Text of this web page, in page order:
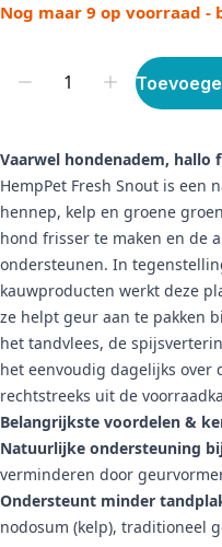
Nog maar 9 op voorraad -
Vaarwel hondenadem, hallo
HempPet Fresh Snout is
hennep, kelp en groene
hond frisser te maken en de
ondersteunen. In
kauwproducten werkt deze
ze helpt geur aan te pakken
het tandvlees, de
het eenvoudig dagelijks over
rechtstreeks uit de
Belangrijkste voordelen &
Natuurlijke ondersteuning
verminderen door
Ondersteunt minder
nodosum (kelp), traditioneel